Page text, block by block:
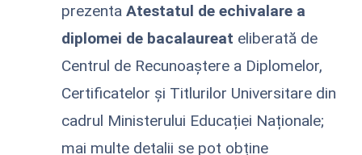
prezenta Atestatul de echivalare a
diplomei de bacalaureat eliberată de
Centrul de Recunoaștere a Diplomelor,
Certificatelor și Titlurilor Universitare din
cadrul Ministerului Educației Naționale;
mai multe detalii se pot obține